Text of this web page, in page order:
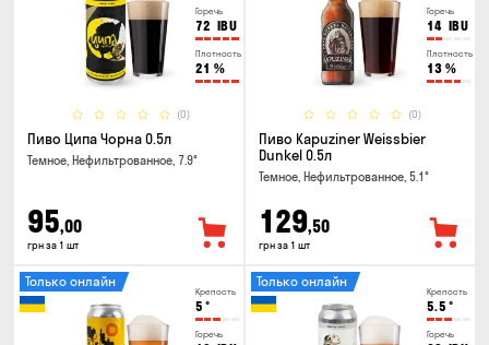
Горечь
72 IBU
Плотность
21 %
(0)
Пиво Ципа Чорна 0.5л
Темное, Нефильтрованное, 7.9°
95,00
грн за 1 шт
Горечь
14 IBU
Плотность
13 %
(0)
Пиво Kapuziner Weissbier
Dunkel 0.5л
Темное, Нефильтрованное, 5.1°
129,50
грн за 1 шт
Крепость
5 °
Горечь
Только онлайн
Крепость
5.5 °
Горечь
Только онлайн